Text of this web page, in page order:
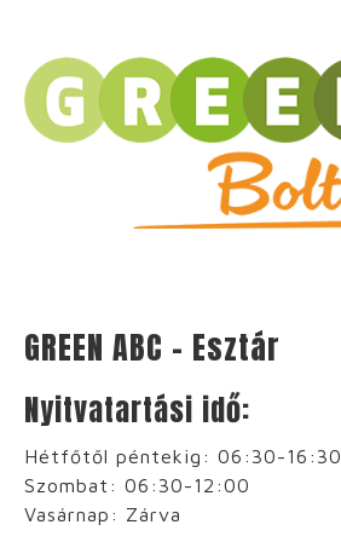
GREEN ABC – Esztár
Nyitvatartási idő:
Hétfőtől péntekig: 06:30-16:30
Szombat: 06:30-12:00
Vasárnap: Zárva